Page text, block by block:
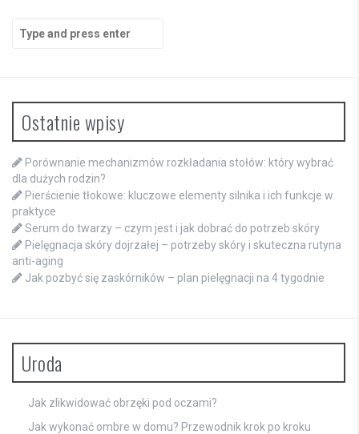
for:
Ostatnie wpisy
Porównanie mechanizmów rozkładania stołów: który wybrać
dla dużych rodzin?
Pierścienie tłokowe: kluczowe elementy silnika i ich funkcje w
praktyce
Serum do twarzy – czym jest i jak dobrać do potrzeb skóry
Pielęgnacja skóry dojrzałej – potrzeby skóry i skuteczna rutyna
anti-aging
Jak pozbyć się zaskórników – plan pielęgnacji na 4 tygodnie
Uroda
Jak zlikwidować obrzęki pod oczami?
Jak wykonać ombre w domu? Przewodnik krok po kroku